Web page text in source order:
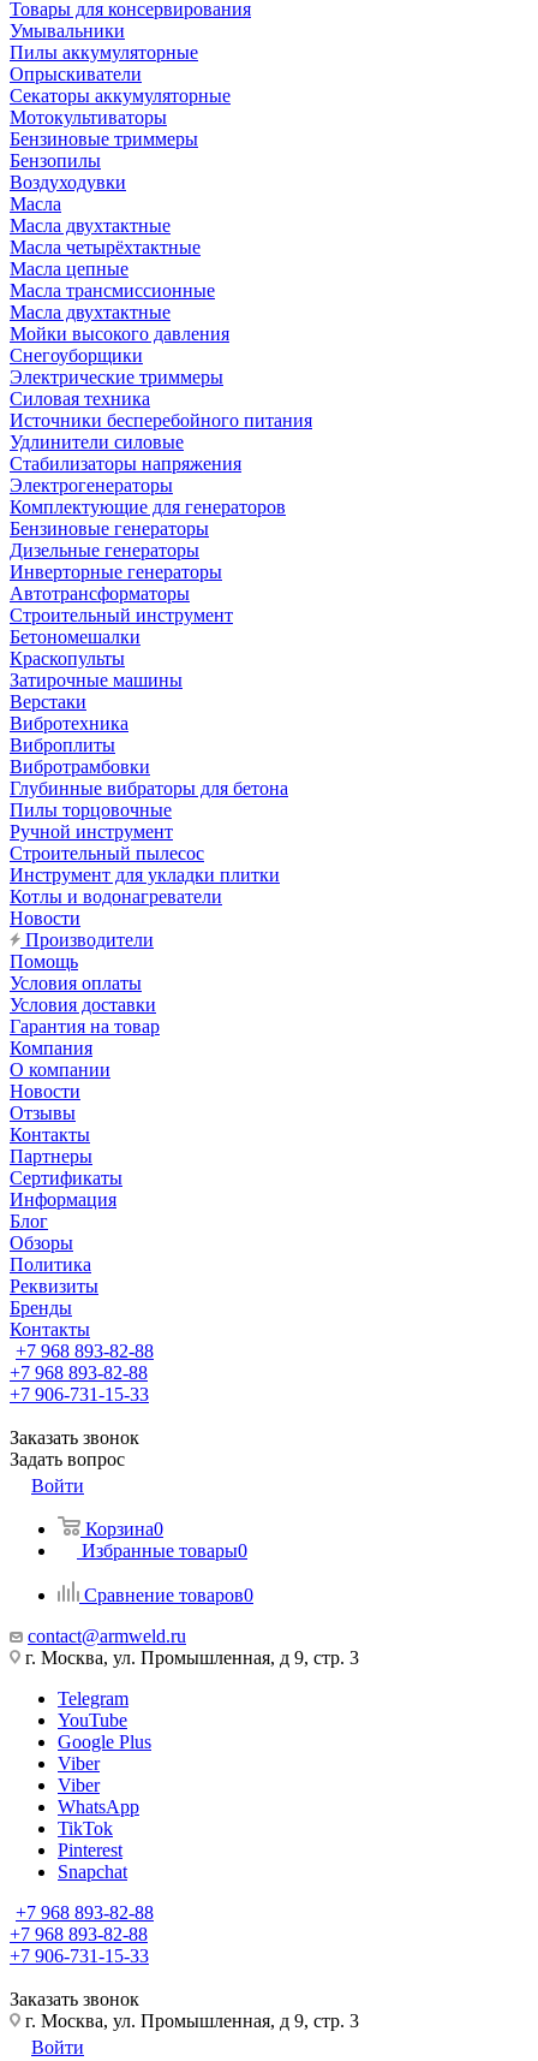
Товары для консервирования
Умывальники
Пилы аккумуляторные
Опрыскиватели
Секаторы аккумуляторные
Мотокультиваторы
Бензиновые триммеры
Бензопилы
Воздуходувки
Масла
Масла двухтактные
Масла четырёхтактные
Масла цепные
Масла трансмиссионные
Масла двухтактные
Мойки высокого давления
Снегоуборщики
Электрические триммеры
Силовая техника
Источники бесперебойного питания
Удлинители силовые
Стабилизаторы напряжения
Электрогенераторы
Комплектующие для генераторов
Бензиновые генераторы
Дизельные генераторы
Инверторные генераторы
Автотрансформаторы
Строительный инструмент
Бетономешалки
Краскопульты
Затирочные машины
Верстаки
Вибротехника
Виброплиты
Вибротрамбовки
Глубинные вибраторы для бетона
Пилы торцовочные
Ручной инструмент
Строительный пылесос
Инструмент для укладки плитки
Котлы и водонагреватели
Новости
Производители
Помощь
Условия оплаты
Условия доставки
Гарантия на товар
Компания
О компании
Новости
Отзывы
Контакты
Партнеры
Сертификаты
Информация
Блог
Обзоры
Политика
Реквизиты
Бренды
Контакты
+7 968 893-82-88
+7 968 893-82-88
+7 906-731-15-33
Заказать звонок
Задать вопрос
Войти
Корзина0
Избранные товары0
Сравнение товаров0
contact@armweld.ru
г. Москва, ул. Промышленная, д 9, стр. 3
Telegram
YouTube
Google Plus
Viber
Viber
WhatsApp
TikTok
Pinterest
Snapchat
+7 968 893-82-88
+7 968 893-82-88
+7 906-731-15-33
Заказать звонок
г. Москва, ул. Промышленная, д 9, стр. 3
Войти